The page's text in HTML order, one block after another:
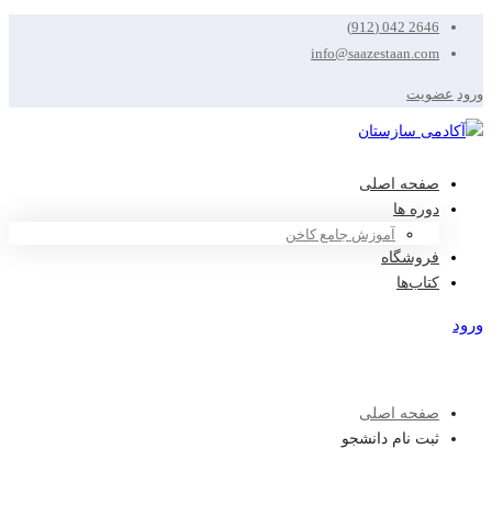
2646 042 (912)
info@saazestaan.com
ورود عضویت
صفحه اصلی
دوره ها
آموزش جامع کاخن
فروشگاه
کتاب‌ها
ورود
صفحه اصلی
ثبت نام دانشجو